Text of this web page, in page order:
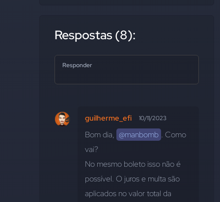
Respostas (8):
Responder
guilherme_efi 10/11/2023
Bom dia, @manbomb . Como
vai?
No mesmo boleto isso não é
possível. O juros e multa são
aplicados no valor total da